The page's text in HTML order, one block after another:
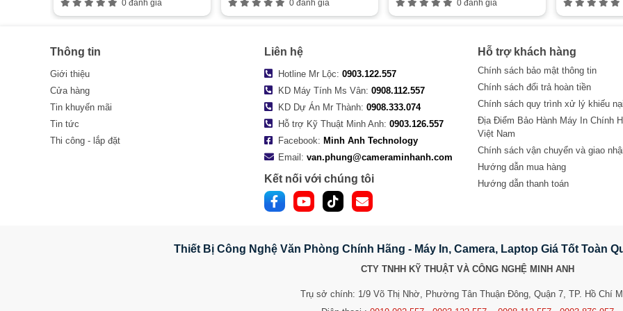
0 đánh giá
0 đánh giá
0 đánh giá
Thông tin
Giới thiệu
Cửa hàng
Tin khuyến mãi
Tin tức
Thi công - lắp đặt
Liên hệ
Hotline Mr Lộc: 0903.122.557
KD Máy Tính Ms Vân: 0908.112.557
KD Dự Án Mr Thành: 0908.333.074
Hỗ trợ Kỹ Thuật Minh Anh: 0903.126.557
Facebook: Minh Anh Technology
Email: van.phung@cameraminhanh.com
Kết nối với chúng tôi
Hỗ trợ khách hàng
Chính sách bảo mật thông tin
Chính sách đổi trả hoàn tiền
Chính sách quy trình xử lý khiếu nại
Địa Điểm Bảo Hành Máy In Chính
Việt Nam
Chính sách vận chuyển và giao
Hướng dẫn mua hàng
Hướng dẫn thanh toán
Thiết Bị Công Nghệ Văn Phòng Chính Hãng - Máy In, Camera, Laptop Giá Tốt Toàn
CTY TNHH KỸ THUẬT VÀ CÔNG NGHỆ MINH ANH
Trụ sở chính: 1/9 Võ Thị Nhờ, Phường Tân Thuận Đông, Quận 7, TP. Hồ Chí